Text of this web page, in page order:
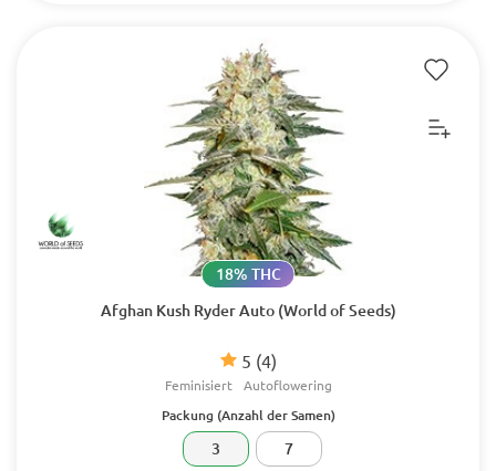
Afghan Kush Ryder Auto (World of Seeds)
5 (4)
18% THC
Feminisiert Autoflowering
Packung (Anzahl der Samen)
3 7